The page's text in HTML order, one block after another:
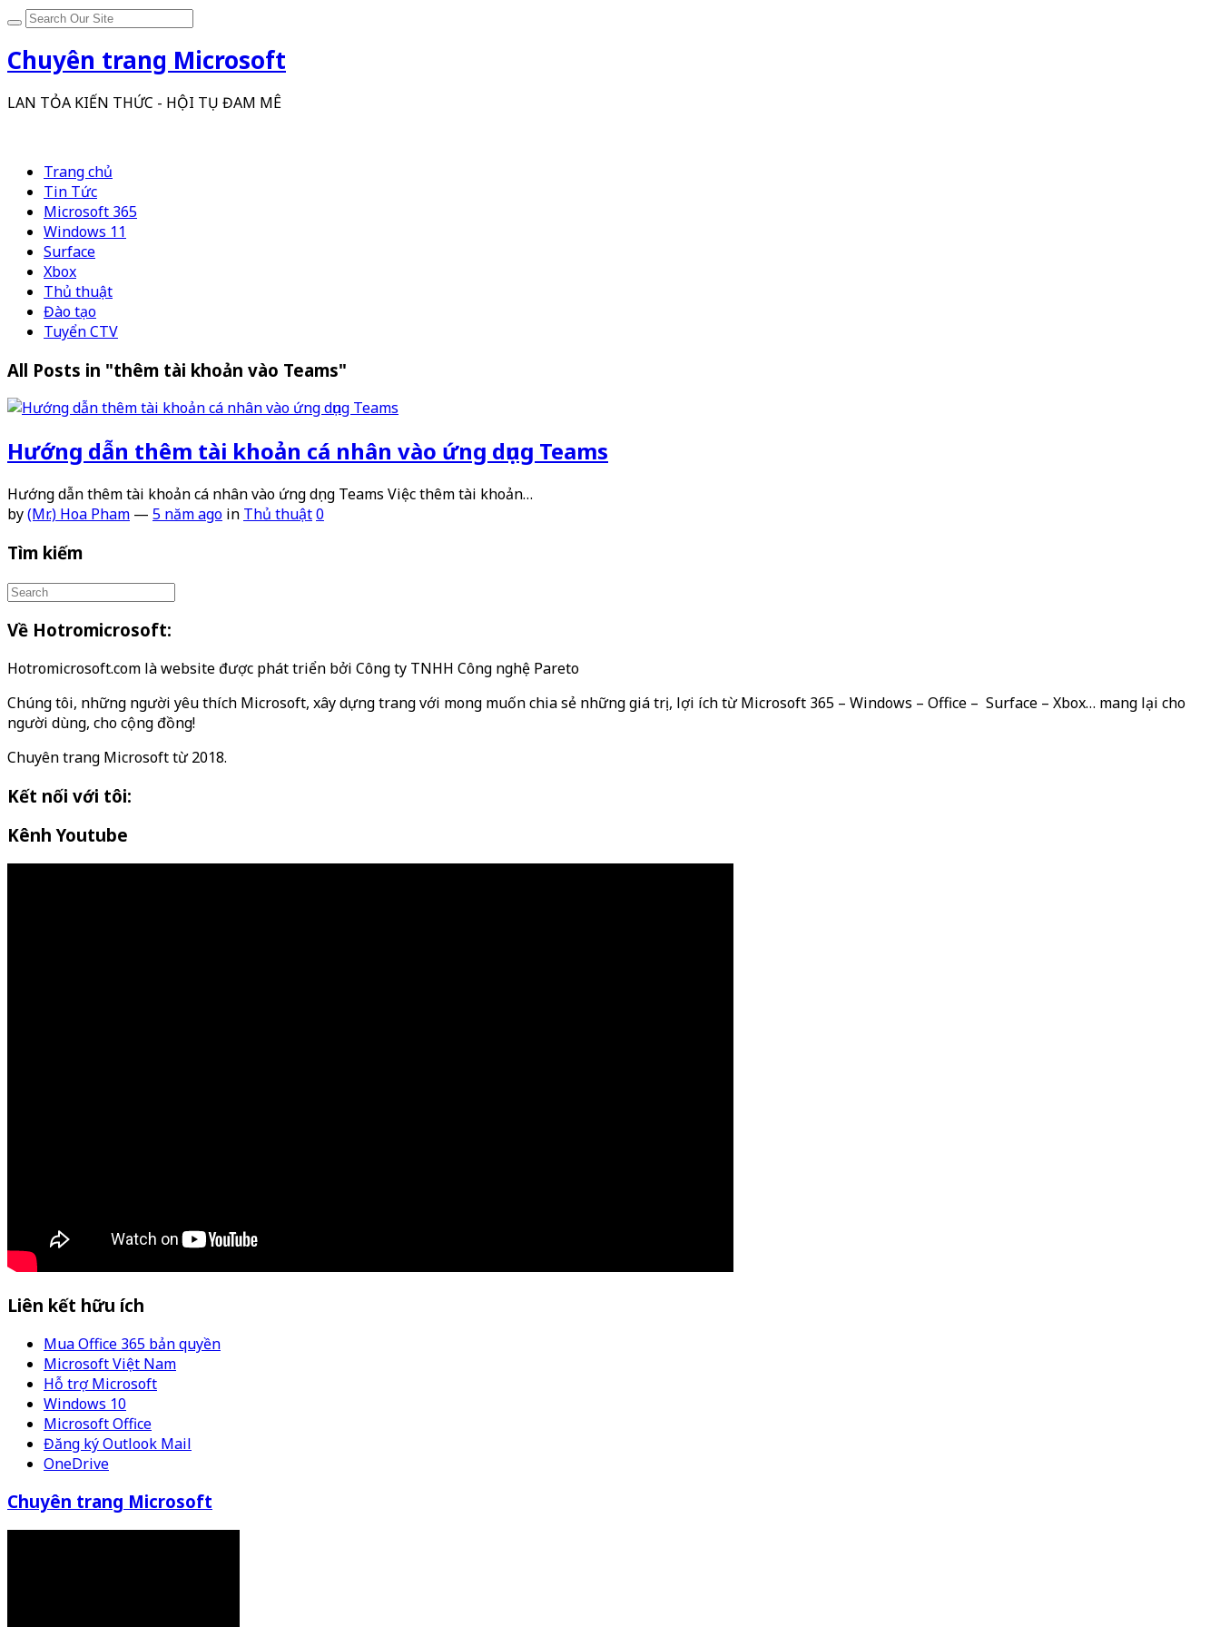
Chuyên trang Microsoft
LAN TỎA KIẾN THỨC - HỘI TỤ ĐAM MÊ
Trang chủ
Tin Tức
Microsoft 365
Windows 11
Surface
Xbox
Thủ thuật
Đào tạo
Tuyển CTV
All Posts in "thêm tài khoản vào Teams"
Hướng dẫn thêm tài khoản cá nhân vào ứng dụng Teams
Hướng dẫn thêm tài khoản cá nhân vào ứng dụng Teams Việc thêm tài khoản…
by(Mr.) Hoa Pham — 5 năm ago in Thủ thuật0
Tìm kiếm
Về Hotromicrosoft:
Hotromicrosoft.com là website được phát triển bởi Công ty TNHH Công nghệ Pareto
Chúng tôi, những người yêu thích Microsoft, xây dựng trang với mong muốn chia sẻ những giá trị, lợi ích từ Microsoft 365 – Windows – Office – Surface – Xbox… mang lại cho
người dùng, cho cộng đồng!
Chuyên trang Microsoft từ 2018.
Kết nối với tôi:
Kênh Youtube
Liên kết hữu ích
Mua Office 365 bản quyền
Microsoft Việt Nam
Hỗ trợ Microsoft
Windows 10
Microsoft Office
Đăng ký Outlook Mail
OneDrive
Chuyên trang Microsoft